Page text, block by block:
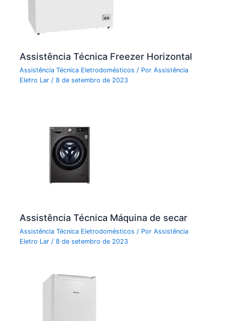
Assistência Técnica Freezer Horizontal
Assistência Técnica Eletrodomésticos / PorAssistência
Eletro Lar/8 de setembro de 2023
Assistência Técnica Máquina de secar
Assistência Técnica Eletrodomésticos / PorAssistência
Eletro Lar/8 de setembro de 2023